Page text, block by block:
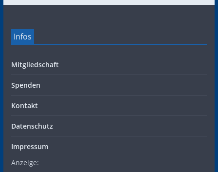
Infos
Mitgliedschaft
Spenden
Kontakt
Datenschutz
Impressum
Anzeige: